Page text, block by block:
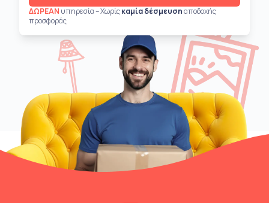
ΔΩΡΕΑΝ υπηρεσία – Χωρίςκαμία δέσμευσηαποδοχής
προσφοράς